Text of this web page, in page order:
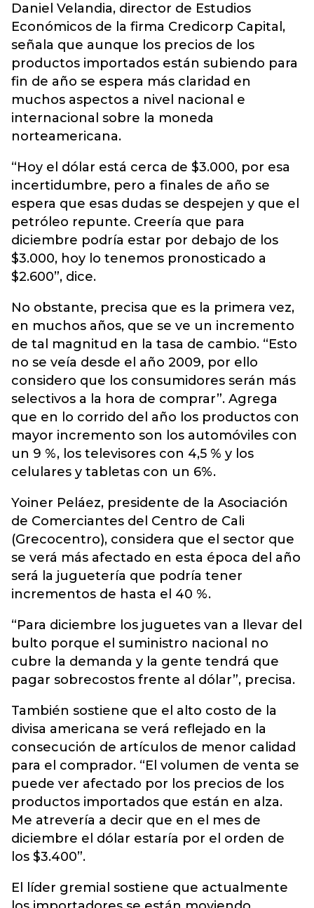
Daniel Velandia, director de Estudios
Económicos de la firma Credicorp Capital,
señala que aunque los precios de los
productos importados están subiendo para
fin de año se espera más claridad en
muchos aspectos a nivel nacional e
internacional sobre la moneda
norteamericana.
“Hoy el dólar está cerca de $3.000, por esa
incertidumbre, pero a finales de año se
espera que esas dudas se despejen y que el
petróleo repunte. Creería que para
diciembre podría estar por debajo de los
$3.000, hoy lo tenemos pronosticado a
$2.600”, dice.
No obstante, precisa que es la primera vez,
en muchos años, que se ve un incremento
de tal magnitud en la tasa de cambio. “Esto
no se veía desde el año 2009, por ello
considero que los consumidores serán más
selectivos a la hora de comprar”. Agrega
que en lo corrido del año los productos con
mayor incremento son los automóviles con
un 9 %, los televisores con 4,5 % y los
celulares y tabletas con un 6%.
Yoiner Peláez, presidente de la Asociación
de Comerciantes del Centro de Cali
(Grecocentro), considera que el sector que
se verá más afectado en esta época del año
será la juguetería que podría tener
incrementos de hasta el 40 %.
“Para diciembre los juguetes van a llevar del
bulto porque el suministro nacional no
cubre la demanda y la gente tendrá que
pagar sobrecostos frente al dólar”, precisa.
También sostiene que el alto costo de la
divisa americana se verá reflejado en la
consecución de artículos de menor calidad
para el comprador. “El volumen de venta se
puede ver afectado por los precios de los
productos importados que están en alza.
Me atrevería a decir que en el mes de
diciembre el dólar estaría por el orden de
los $3.400”.
El líder gremial sostiene que actualmente